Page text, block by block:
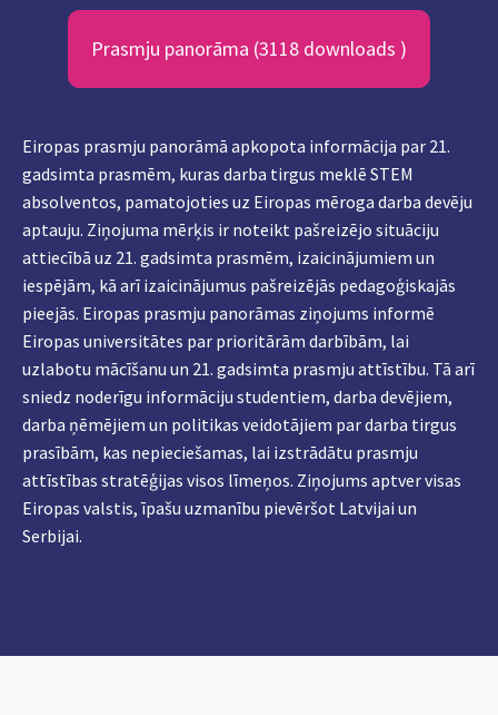
Prasmju panorāma (3118 downloads )
Eiropas prasmju panorāmā apkopota informācija par 21.
gadsimta prasmēm, kuras darba tirgus meklē STEM
absolventos, pamatojoties uz Eiropas mēroga darba devēju
aptauju. Ziņojuma mērķis ir noteikt pašreizējo situāciju
attiecībā uz 21. gadsimta prasmēm, izaicinājumiem un
iespējām, kā arī izaicinājumus pašreizējās pedagoģiskajās
pieejās. Eiropas prasmju panorāmas ziņojums informē
Eiropas universitātes par prioritārām darbībām, lai
uzlabotu mācīšanu un 21. gadsimta prasmju attīstību. Tā arī
sniedz noderīgu informāciju studentiem, darba devējiem,
darba ņēmējiem un politikas veidotājiem par darba tirgus
prasībām, kas nepieciešamas, lai izstrādātu prasmju
attīstības stratēģijas visos līmeņos. Ziņojums aptver visas
Eiropas valstis, īpašu uzmanību pievēršot Latvijai un
Serbijai.